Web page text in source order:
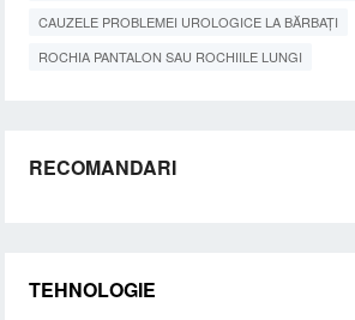
CAUZELE PROBLEMEI UROLOGICE LA BĂRBAȚI
ROCHIA PANTALON SAU ROCHIILE LUNGI
RECOMANDARI
TEHNOLOGIE